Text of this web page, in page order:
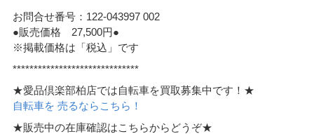
お問合せ番号：122-043997 002
●販売価格 27,500円●
※掲載価格は「税込」です
******************************
★愛品倶楽部柏店では自転車を買取募集中です！★
自転車を 売るならこちら！
★販売中の在庫確認はこちらからどうぞ★